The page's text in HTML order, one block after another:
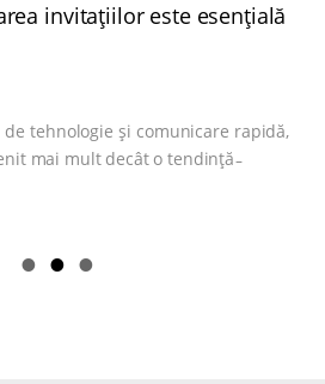
invitațiilor este esențială
tehnologie și comunicare rapidă,
mai mult decât o tendință